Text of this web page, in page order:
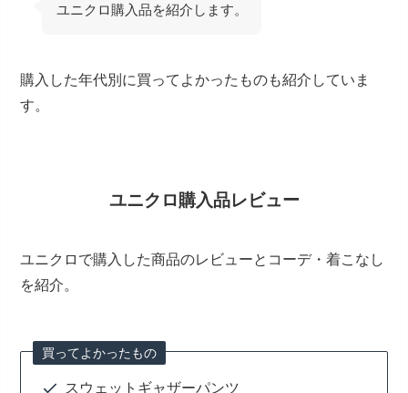
ユニクロ購入品を紹介します。
購入した年代別に買ってよかったものも紹介していま
す。
ユニクロ購入品レビュー
ユニクロで購入した商品のレビューとコーデ・着こなし
を紹介。
買ってよかったもの
スウェットギャザーパンツ